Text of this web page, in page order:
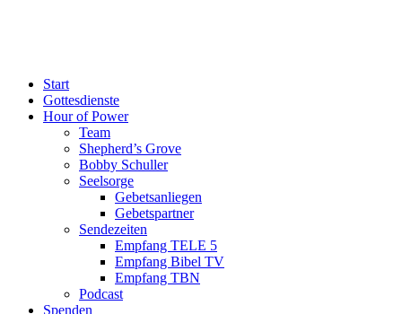
Start
Gottesdienste
Hour of Power
Team
Shepherd’s Grove
Bobby Schuller
Seelsorge
Gebetsanliegen
Gebetspartner
Sendezeiten
Empfang TELE 5
Empfang Bibel TV
Empfang TBN
Podcast
Spenden